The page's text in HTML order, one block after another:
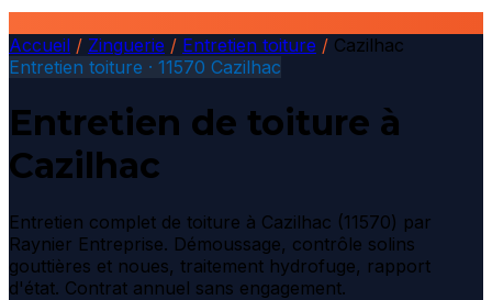
Accueil / Zinguerie / Entretien toiture / Cazilhac
Entretien toiture · 11570 Cazilhac
Entretien de toiture à
Cazilhac
Entretien complet de toiture à Cazilhac (11570) par
Raynier Entreprise. Démoussage, contrôle solins
gouttières et noues, traitement hydrofuge, rapport
d'état. Contrat annuel sans engagement.